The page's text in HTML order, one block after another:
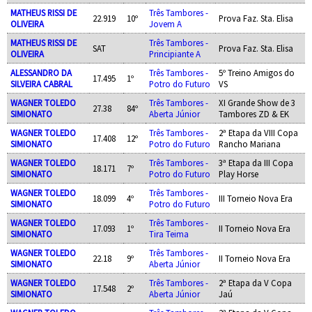
MATHEUS RISSI DE
OLIVEIRA
22.919 10º
Três Tambores -
Jovem A
Prova Faz. Sta. Elisa
MATHEUS RISSI DE
OLIVEIRA
SAT
Três Tambores -
Principiante A
Prova Faz. Sta. Elisa
ALESSANDRO DA
SILVEIRA CABRAL
17.495 1º
Três Tambores -
Potro do Futuro
5º Treino Amigos do
VS
WAGNER TOLEDO
SIMIONATO
27.38 84º
Três Tambores -
Aberta Júnior
XI Grande Show de 3
Tambores ZD & EK
WAGNER TOLEDO
SIMIONATO
17.408 12º
Três Tambores -
Potro do Futuro
2ª Etapa da VIII Copa
Rancho Mariana
WAGNER TOLEDO
SIMIONATO
18.171 7º
Três Tambores -
Potro do Futuro
3ª Etapa da III Copa
Play Horse
WAGNER TOLEDO
SIMIONATO
18.099 4º
Três Tambores -
Potro do Futuro
III Torneio Nova Era
WAGNER TOLEDO
SIMIONATO
17.093 1º
Três Tambores -
Tira Teima
II Torneio Nova Era
WAGNER TOLEDO
SIMIONATO
22.18 9º
Três Tambores -
Aberta Júnior
II Torneio Nova Era
WAGNER TOLEDO
SIMIONATO
17.548 2º
Três Tambores -
Aberta Júnior
2ª Etapa da V Copa
Jaú